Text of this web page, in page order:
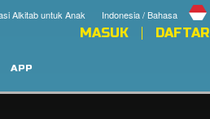
Indonesia / Bahasa
Alkitab untuk Anak
MASUK DAFTAR
APP